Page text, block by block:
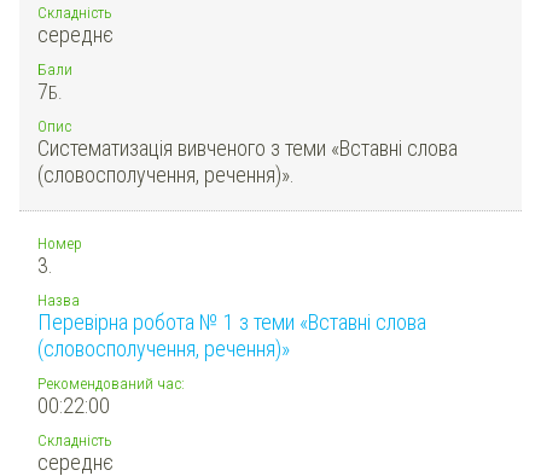
Складність
середнє
Бали
7Б.
Опис
Систематизація вивченого з теми «Вставні слова
(словосполучення, речення)».
Номер
3.
Назва
Перевірна робота № 1 з теми «Вставні слова
(словосполучення, речення)»
Рекомендований час:
00:22:00
Складність
середнє